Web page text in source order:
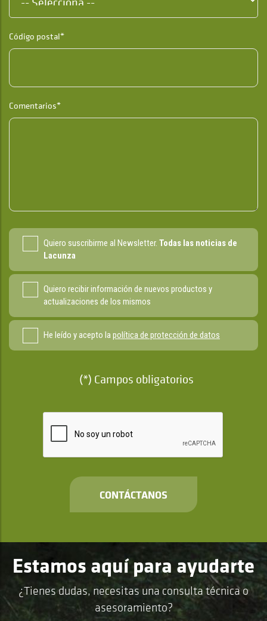
Código postal*
Comentarios*
Quiero suscribirme al Newsletter. Todas las noticias de
Lacunza
Quiero recibir información de nuevos productos y
actualizaciones de los mismos
He leído y acepto lapolítica de protección de datos
(*) Campos obligatorios
CONTÁCTANOS
Estamos aquí para ayudarte
¿Tienes dudas, necesitas una consulta técnica o
asesoramiento?